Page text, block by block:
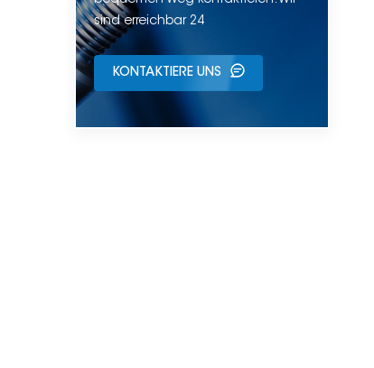
sind erreichbar 24
KONTAKTIERE UNS